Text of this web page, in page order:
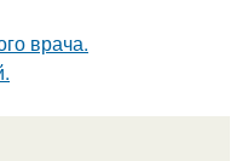
врача.